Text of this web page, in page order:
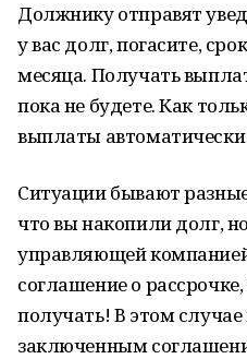
Должнику отправят
у вас долг, погасите,
месяца. Получать
пока не будете. Как
выплаты автоматически
Ситуации бывают
что вы накопили долг,
управляющей
соглашение о
получать! В этом
заключенным